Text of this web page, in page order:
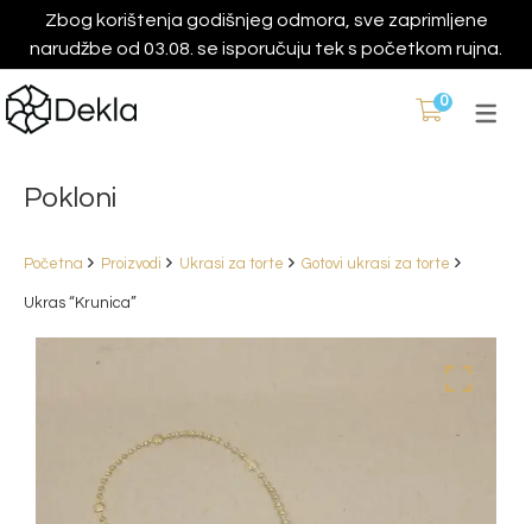
Zbog korištenja godišnjeg odmora, sve zaprimljene
narudžbe od 03.08. se isporučuju tek s početkom rujna.
0
Pokloni
Početna Proizvodi Ukrasi za torte Gotovi ukrasi za torte
Ukras “Krunica”